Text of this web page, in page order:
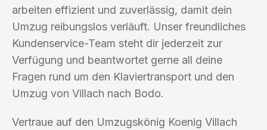
arbeiten effizient und zuverlässig, damit dein
Umzug reibungslos verläuft. Unser freundliches
Kundenservice-Team steht dir jederzeit zur
Verfügung und beantwortet gerne all deine
Fragen rund um den Klaviertransport und den
Umzug von Villach nach Bodo.
Vertraue auf den Umzugskönig Koenig Villach